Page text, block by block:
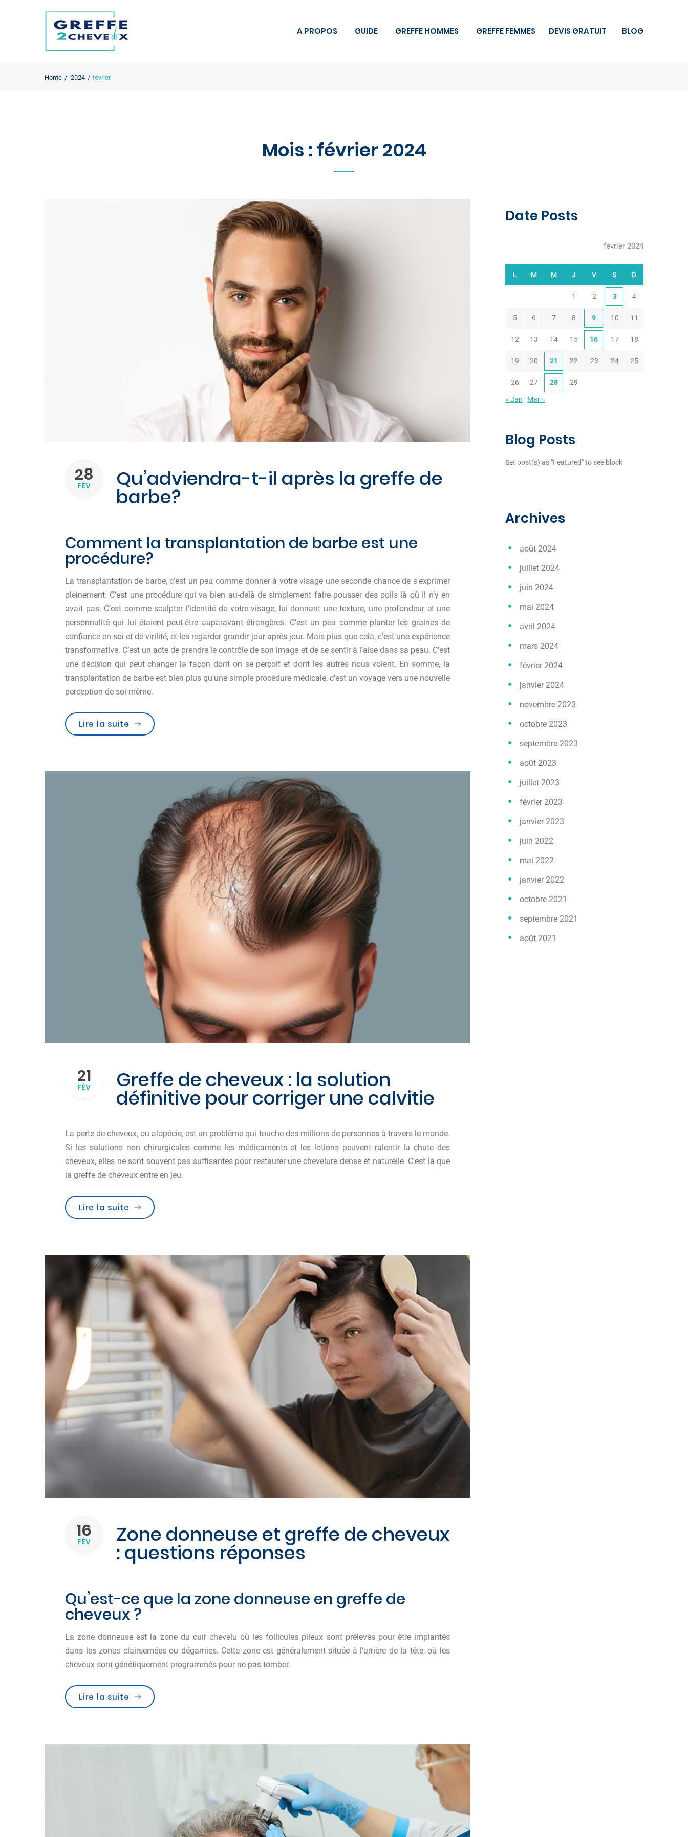
A PROPOS GUIDE GREFFE HOMMES GREFFE FEMMES DEVIS GRATUIT BLOG
Home 2024 février
Mois :février 2024
28
FÉV Qu’adviendra-t-il après la greffe de
barbe?
Comment la transplantation de barbe est une
procédure?
La transplantation de barbe, c’est un peu comme donner à votre visage une seconde chance de s’exprimer
pleinement. C’est une procédure qui va bien au-delà de simplement faire pousser des poils là où il n’y en
avait pas. C’est comme sculpter l’identité de votre visage, lui donnant une texture, une profondeur et une
personnalité qui lui étaient peut-être auparavant étrangères. C’est un peu comme planter les graines de
confiance en soi et de virilité, et les regarder grandir jour après jour. Mais plus que cela, c’est une expérience
transformative. C’est un acte de prendre le contrôle de son image et de se sentir à l’aise dans sa peau. C’est
une décision qui peut changer la façon dont on se perçoit et dont les autres nous voient. En somme, la
transplantation de barbe est bien plus qu’une simple procédure médicale, c’est un voyage vers une nouvelle
perception de soi-même.
Lire la suite « Qu’adviendra-t-il après la greffe de barbe? »
21
FÉV Greffe de cheveux : la solution
définitive pour corriger une calvitie
La perte de cheveux, ou alopécie, est un problème qui touche des millions de personnes à travers le monde.
Si les solutions non chirurgicales comme les médicaments et les lotions peuvent ralentir la chute des
cheveux, elles ne sont souvent pas suffisantes pour restaurer une chevelure dense et naturelle. C’est là que
la greffe de cheveux entre en jeu.
Lire la suite « Greffe de cheveux : la solution définitive pour corriger une calvitie »
16
FÉV Zone donneuse et greffe de cheveux
: questions réponses
Qu’est-ce que la zone donneuse en greffe de
cheveux ?
La zone donneuse est la zone du cuir chevelu où les follicules pileux sont prélevés pour être implantés
dans les zones clairsemées ou dégarnies. Cette zone est généralement située à l’arrière de la tête, où les
cheveux sont génétiquement programmés pour ne pas tomber.
Lire la suite « Zone donneuse et greffe de cheveux : questions réponses »
Date Posts
février 2024
L M M J V S D
1 2 3 4
5 6 7 8 9 10 11
12 13 14 15 16 17 18
19 20 21 22 23 24 25
26 27 28 29
« Jan Mar »
Blog Posts
Set post(s) as "Featured" to see block
Archives
août 2024
juillet 2024
juin 2024
mai 2024
avril 2024
mars 2024
février 2024
janvier 2024
novembre 2023
octobre 2023
septembre 2023
août 2023
juillet 2023
février 2023
janvier 2023
juin 2022
mai 2022
janvier 2022
octobre 2021
septembre 2021
août 2021